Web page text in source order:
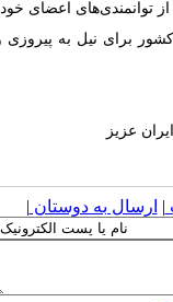
توانمندی‌های اعضای خود،
برای نیل به پیروزی و
عزیز
ارسال به دوستان|